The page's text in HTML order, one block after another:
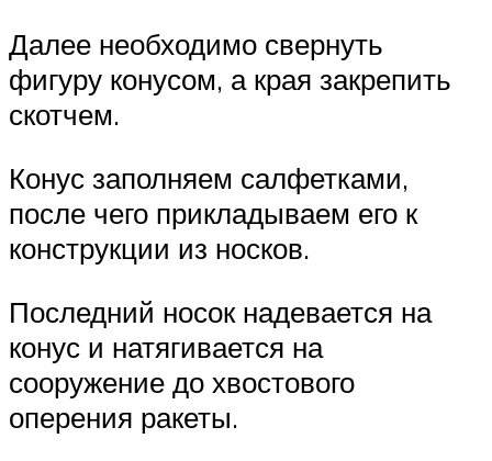
Далее необходимо свернуть
фигуру конусом, а края закрепить
скотчем.
Конус заполняем салфетками,
после чего прикладываем его к
конструкции из носков.
Последний носок надевается на
конус и натягивается на
сооружение до хвостового
оперения ракеты.